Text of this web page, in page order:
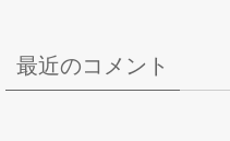
最近のコメント